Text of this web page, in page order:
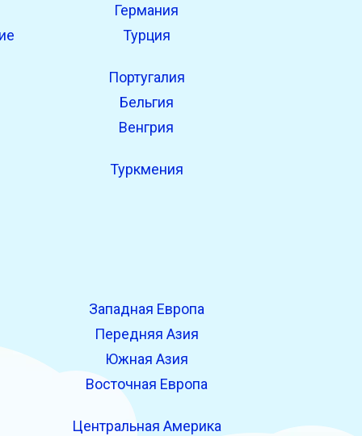
Германия
Турция
Португалия
Бельгия
Венгрия
Туркмения
Западная Европа
Передняя Азия
Южная Азия
Восточная Европа
Центральная Америка